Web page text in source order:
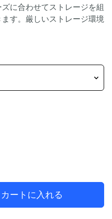
に合わせてストレージを組
す。厳しいストレージ環境
カートに入れる